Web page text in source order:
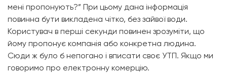
мені пропонують?” При цьому дана інформація
повинна бути викладена чітко, без зайвої води.
Користувач в перші секунди повинен зрозуміти, що
йому пропонує компанія або конкретна людина.
Сюди ж було б непогано і вписати своє УТП. Якщо ми
говоримо про електронну комерцію.